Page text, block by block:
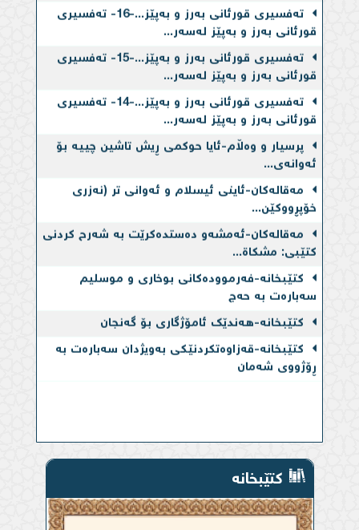
قورئانی بەرز و بەپێز لەسەر...
قورئانی بەرز و بەپێز لەسەر...
قورئانی بەرز و بەپێز لەسەر...
پرسیار و وەڵام-ئایا حوكمی ڕیش تاشین چییه‌ بۆ
ئه‌وانه‌ی...
خۆپڕووكێن...
مەقالەکان-ئه‌مشه‌و ده‌ستده‌كرێت به‌ شەرح کردنی
کتێبی: مشکاة...
سەبارەت بە حەج
کتێبخانە-هەندێک ئامۆژگاری بۆ گەنجان
ڕۆژووی شەمان
کتێبخانە